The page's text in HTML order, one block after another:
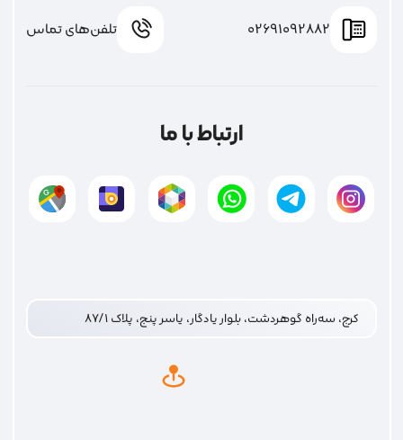
02691092882 تلفن‌های تماس
ارتباط با ما
کرج، سه‌راه گوهردشت، بلوار یادگار، یاسر پنج، پلاک ۸۷/۱